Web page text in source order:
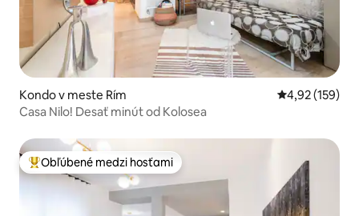
Kondo v meste Rím Priemerné
4,92 (159)
Casa Nilo! Desať minút od Kolosea
Najobľúbenejšie medzi hosťami
Obľúbené medzi hosťami